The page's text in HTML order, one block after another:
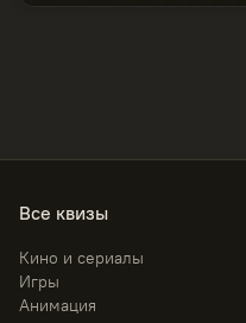
Все квизы
Кино и сериалы
Игры
Анимация